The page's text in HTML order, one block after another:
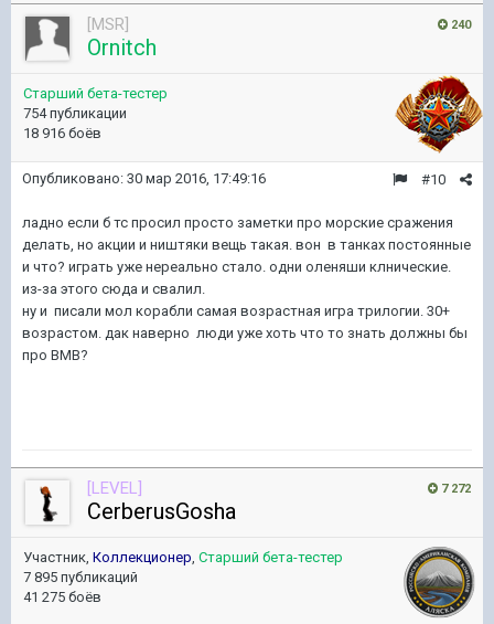
240
[MSR]
Ornitch
Старший бета-тестер
754 публикации
18 916 боёв
#10
Опубликовано: 30 мар 2016, 17:49:16
ладно если б тс просил просто заметки про морские сражения
делать, но акции и ништяки вещь такая. вон в танках постоянные
и что? играть уже нереально стало. одни оленяши клнические.
из-за этого сюда и свалил.
ну и писали мол корабли самая возрастная игра трилогии. 30+
возрастом. дак наверно люди уже хоть что то знать должны бы
про ВМВ?
7 272
[LEVEL]
CerberusGosha
Участник, Коллекционер, Старший бета-тестер
7 895 публикаций
41 275 боёв